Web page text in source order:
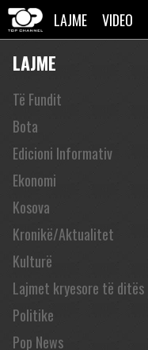
LAJME VIDEO
LAJME
Të Fundit
Bota
Edicioni Informativ
Ekonomi
Kosova
Kronikë/Aktualitet
Kulturë
Lajmet kryesore të ditës
Politike
Pop News